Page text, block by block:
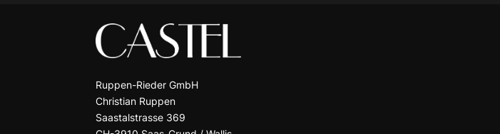
Ruppen-Rieder GmbH
Christian Ruppen
Saastalstrasse 369